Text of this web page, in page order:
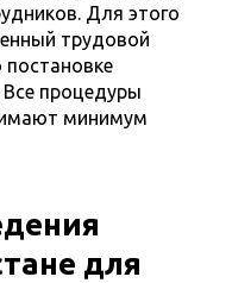
Для этого
трудовой
постановке
Все процедуры
минимум
для